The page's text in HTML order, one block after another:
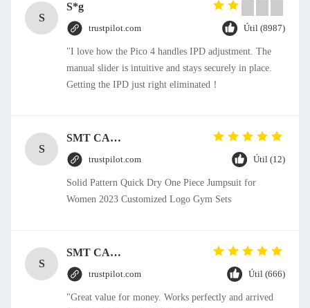
S
S*g
trustpilot.com Útil (8987)
"I love how the Pico 4 handles IPD adjustment. The
manual slider is intuitive and stays securely in place.
Getting the IPD just right eliminated！
S
SMT CAP Type Box Header Connector 1.27mm Pitch Gold Flash Contact Plating
trustpilot.com Útil (12)
Solid Pattern Quick Dry One Piece Jumpsuit for
Women 2023 Customized Logo Gym Sets
S
SMT CAP Type Box Header Connector 1.27mm Pitch Gold Flash Contact Plating
trustpilot.com Útil (666)
"Great value for money. Works perfectly and arrived